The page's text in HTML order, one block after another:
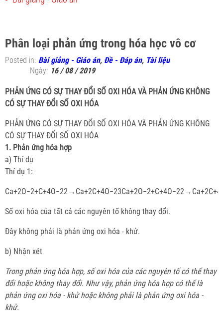
Phân loại phản ứng trong hóa học vô cơ
Posted in: Bài giảng - Giáo án, Đề - Đáp án, Tài liệu
Ngày: 16 / 08 / 2019
PHẢN ỨNG CÓ SỰ THAY ĐỔI SỐ OXI HÓA VÀ PHẢN ỨNG KHÔNG
CÓ SỰ THAY ĐỔI SỐ OXI HÓA
PHẢN ỨNG CÓ SỰ THAY ĐỔI SỐ OXI HÓA VÀ PHẢN ỨNG KHÔNG
CÓ SỰ THAY ĐỔI SỐ OXI HÓA
1. Phản ứng hóa hợp
a) Thí dụ
Thí dụ 1:
Số oxi hóa của tất cả các nguyên tố không thay đổi.
Đây không phải là phản ứng oxi hóa - khử.
b) Nhận xét
Trong phản ứng hóa hợp, số oxi hóa của các nguyên tố có thể thay
đổi hoặc không thay đổi. Như vậy, phản ứng hóa hợp có thể là
phản ứng oxi hóa - khử hoặc không phải là phản ứng oxi hóa -
khử.